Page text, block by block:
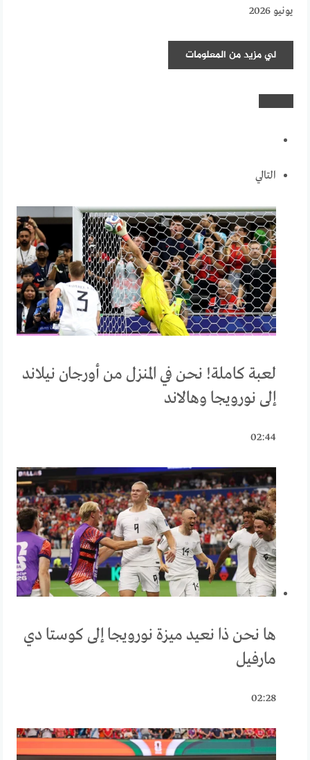
يونيو 2026
ليمزيد من المعلومات
التالي
لعبة كاملة! نحن في المنزل من أورجان نيلاند
إلى نورويجا وهالاند
02:44
ها نحن ذا نعيد ميزة نورويجا إلى كوستا دي
مارفيل
02:28